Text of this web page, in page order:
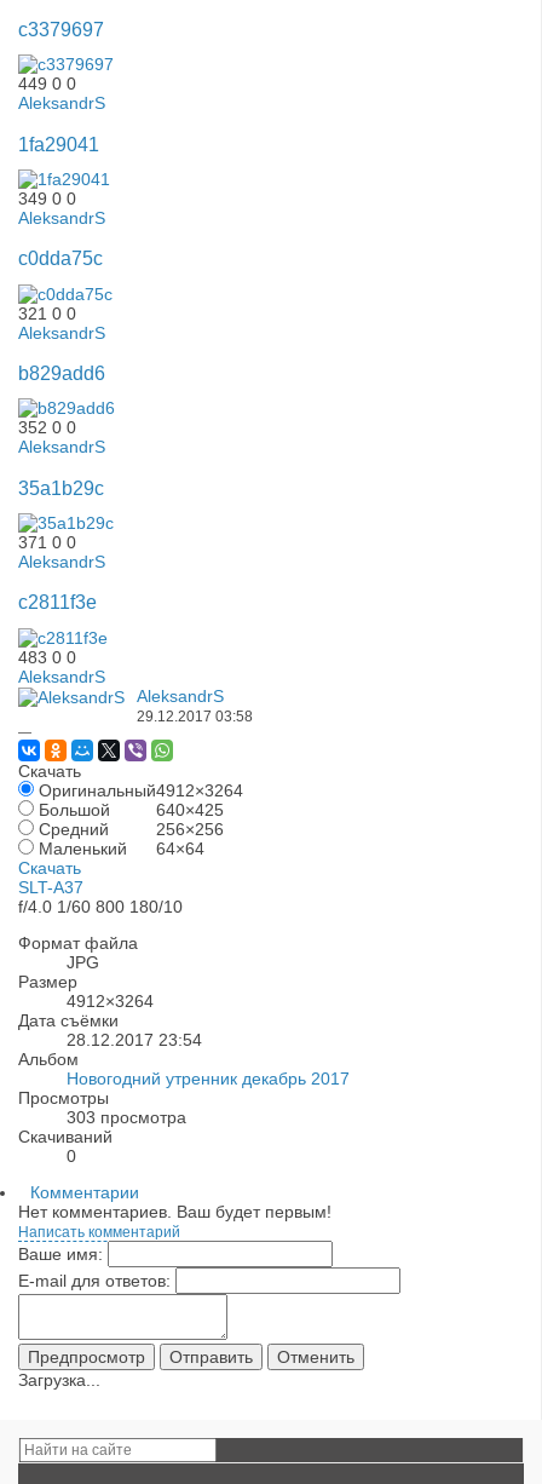
c3379697
449 0 0
AleksandrS
1fa29041
349 0 0
AleksandrS
c0dda75c
321 0 0
AleksandrS
b829add6
352 0 0
AleksandrS
35a1b29c
371 0 0
AleksandrS
c2811f3e
483 0 0
AleksandrS
AleksandrS
29.12.2017 03:58
—
Скачать
Оригинальный4912×3264
Большой
640×425
Средний
256×256
Маленький
64×64
Скачать
SLT-A37
f/4.0 1/60 800 180/10
Формат файла
JPG
Размер
4912×3264
Дата съёмки
28.12.2017 23:54
Альбом
Новогодний утренник декабрь 2017
Просмотры
303 просмотра
Скачиваний
0
Комментарии
Нет комментариев. Ваш будет первым!
Написать комментарий
Ваше имя:
E-mail для ответов:
Загрузка...